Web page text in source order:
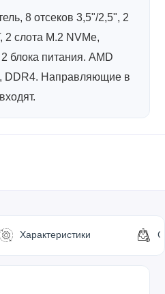
8 отсеков 3,5"/2,5", 2
2 слота M.2 NVMe,
блока питания. AMD
DDR4. Направляющие в
Характеристики